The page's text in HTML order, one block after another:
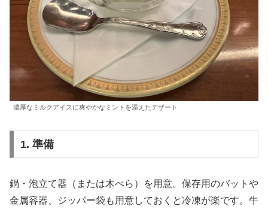
濃厚なミルクアイスに爽やかなミントを添えたデザート
1. 準備
鍋・泡立て器（または木べら）を用意。保存用のバットや
金属容器、ジッパー袋も用意しておくと冷凍が楽です。牛